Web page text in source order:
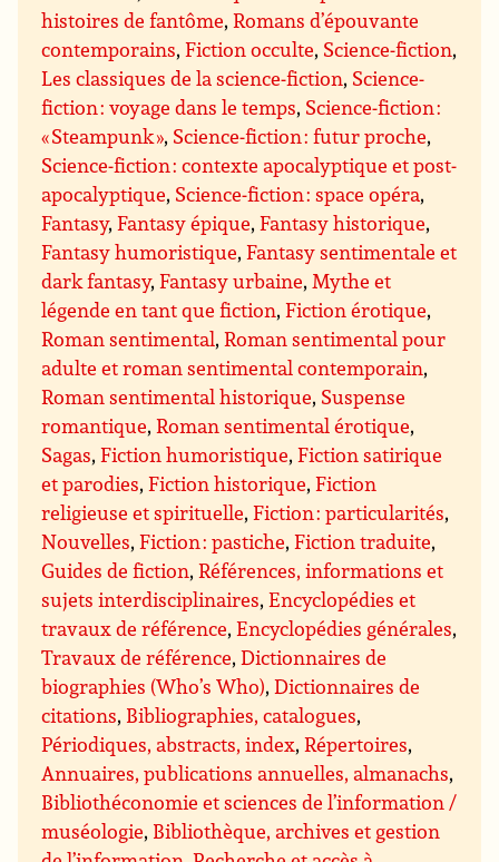
histoires de fantôme,Romans d’épouvante
contemporains,Fiction occulte, Science-fiction,
Les classiques de la science-fiction, Science-
fiction : voyage dans le temps, Science-fiction :
« Steampunk », Science-fiction : futur proche,
Science-fiction : contexte apocalyptique et post-
apocalyptique, Science-fiction : space opéra,
Fantasy,Fantasy épique,Fantasy historique,
Fantasy humoristique,Fantasy sentimentale et
dark fantasy,Fantasy urbaine,Mythe et
légende en tant que fiction,Fiction érotique,
Roman sentimental,Roman sentimental pour
adulte et roman sentimental contemporain,
Roman sentimental historique, Suspense
romantique,Roman sentimental érotique,
Sagas,Fiction humoristique,Fiction satirique
et parodies,Fiction historique,Fiction
religieuse et spirituelle,Fiction : particularités,
Nouvelles,Fiction : pastiche,Fiction traduite,
Guides de fiction,Références, informations et
sujets interdisciplinaires,Encyclopédies et
travaux de référence,Encyclopédies générales,
Travaux de référence,Dictionnaires de
biographies (Who’s Who),Dictionnaires de
citations, Bibliographies, catalogues,
Périodiques, abstracts, index,Répertoires,
Annuaires, publications annuelles, almanachs,
Bibliothéconomie et sciences de l’information /
muséologie, Bibliothèque, archives et gestion